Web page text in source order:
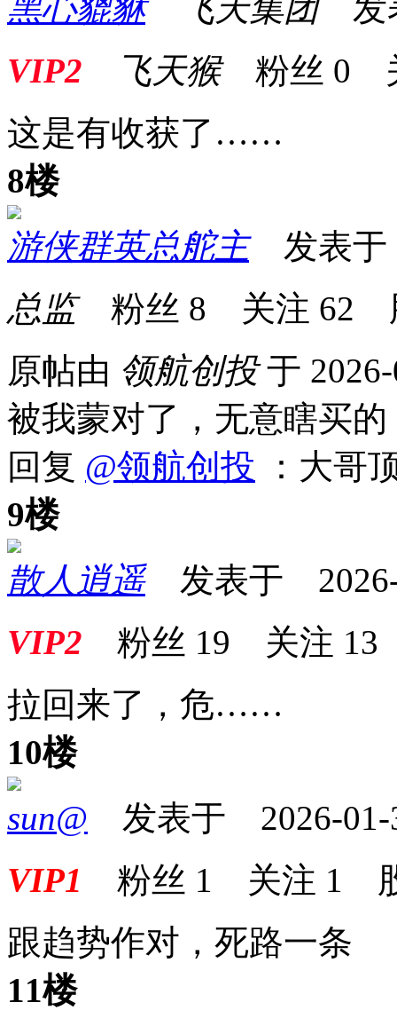
黑心貔貅 飞天集团发
VIP2
飞天猴粉丝 0
这是有收获了……
8楼
游侠群英总舵主发表于
总监粉丝 8 关注 62
原帖由 领航创投于
被我蒙对了，无意瞎买的
回复 @领航创投 ：大哥
9楼
散人逍遥发表于 2026-
VIP2 粉丝 19 关注 13
拉回来了，危……
10楼
sun@ 发表于 2026-01-
VIP1 粉丝 1 关注 1
跟趋势作对，死路一条
11楼